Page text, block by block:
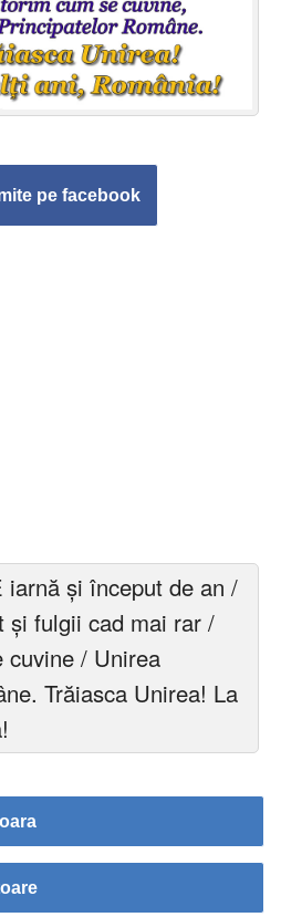
te
pe facebook
iarnă și început de an /
și fulgii cad mai rar /
cuvine / Unirea
Trăiasca Unirea! La